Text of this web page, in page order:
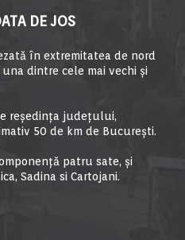
DE JOS
în extremitatea de nord
dintre cele mai vechi şi
reşedinţa judeţului,
50 de km de Bucureşti.
patru sate, și
Sadina si Cartojani.